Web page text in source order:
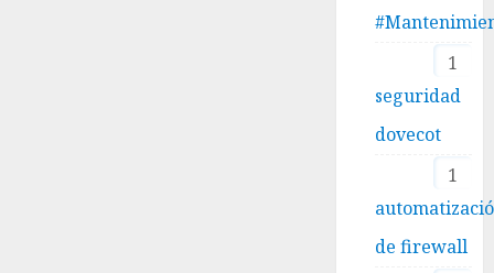
1
seguridad
dovecot
1
de firewall